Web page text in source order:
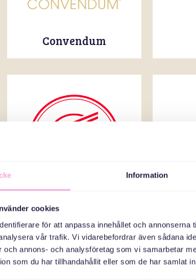
Information
cookies
för att anpassa innehållet och annonserna
vår trafik. Vi vidarebefordrar även sådana
och annons- och analysföretag som vi samarbetar
som du har tillhandahållit eller som de har samlat
Convendum
Friskis & Svettis